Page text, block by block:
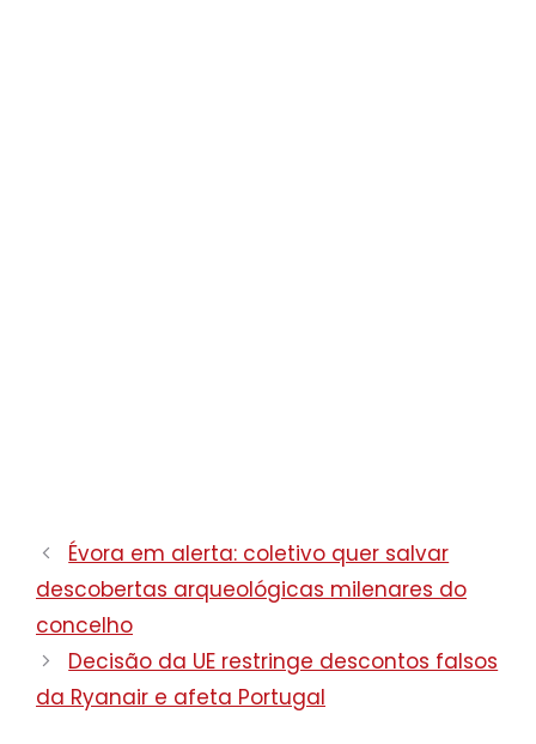
Évora em alerta: coletivo quer salvar
descobertas arqueológicas milenares do
concelho
Decisão da UE restringe descontos falsos
da Ryanair e afeta Portugal